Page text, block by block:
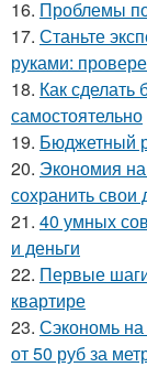
16. Проблемы
17. Станьте
руками:
18. Как сделать
самостоятельно
19. Бюджетный
20. Экономия
сохранить свои
21. 40 умных
и деньги
22. Первые
квартире
23. Сэкономь на
от 50 руб за